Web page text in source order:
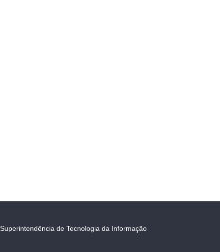
Superintendência de Tecnologia da Informação